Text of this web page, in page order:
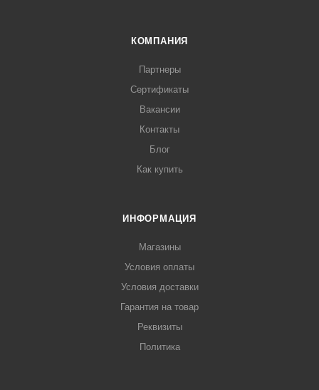
КОМПАНИЯ
Партнеры
Сертификаты
Вакансии
Контакты
Блог
Как купить
ИНФОРМАЦИЯ
Магазины
Условия оплаты
Условия доставки
Гарантия на товар
Реквизиты
Политика